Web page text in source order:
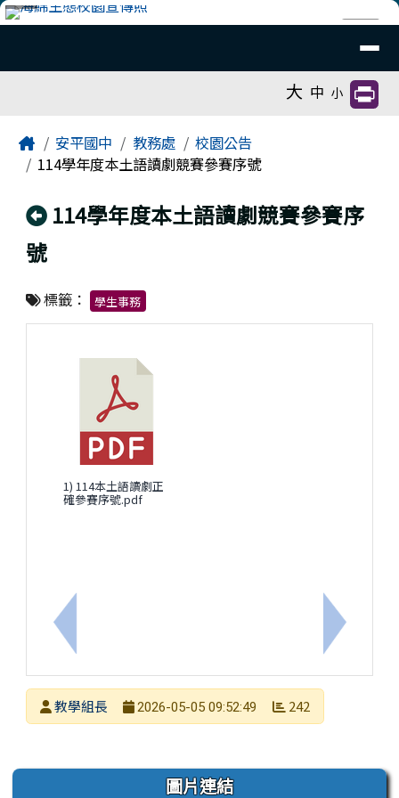
跳至主內容區
臺南市安平國中全球資訊網
大 中 小
Home安平國中 教務處
校園公告
114學年度本土語讀劇競賽參賽序號
回上頁
114學年度本土語讀劇競賽參賽序
號
標籤： 學生事務
上一筆：2026臺南二中科學營
1) 114本土語讀劇正
確參賽序號.pdf
下一筆：
發布者
教學組長
2026-05-05 09:52:49 242
左邊區域內容 圖片連結